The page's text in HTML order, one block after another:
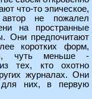
что-то эпическое,
не пожалел
на пространные
Они предпочитают
коротких форм,
чуть меньше -
тех, кто охотно
журналах. Они
них, в первую